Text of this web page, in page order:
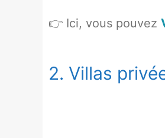
👉 Ici, vous pouvez
2. Villas